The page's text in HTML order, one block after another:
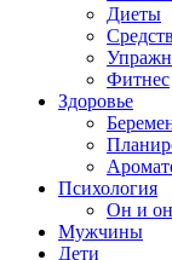
Диеты
Фитнес
Здоровье
Психология
Он и
Мужчины
Дети